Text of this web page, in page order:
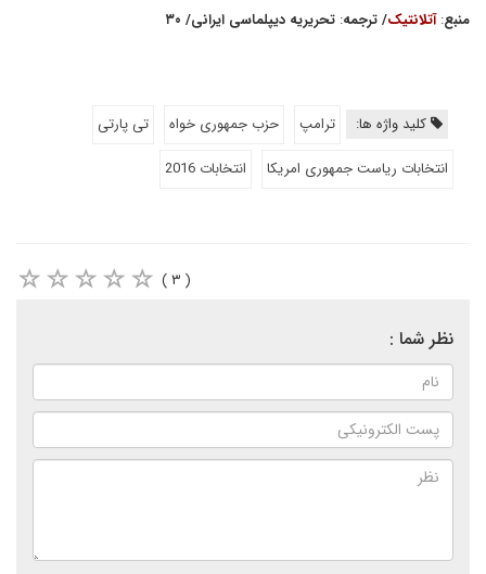
منبع:آتلانتیک/ترجمه: تحریریه دیپلماسی ایرانی/ ۳۰
کلید واژه ها: ترامپ حزب جمهوری خواه
تی پارتی
انتخابات ریاست جمهوری امریکا
انتخابات 2016
( ۳ )
نظر شما :